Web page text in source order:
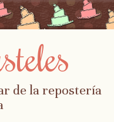
de la repostería